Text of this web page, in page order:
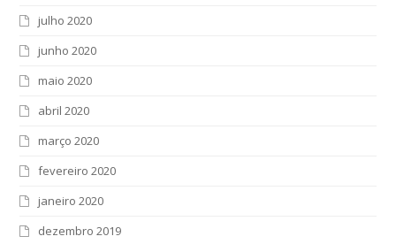
julho 2020
junho 2020
maio 2020
abril 2020
março 2020
fevereiro 2020
janeiro 2020
dezembro 2019